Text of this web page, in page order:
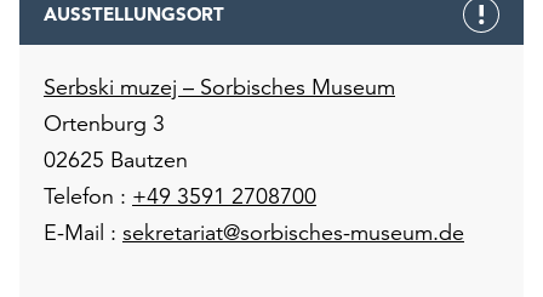
AUSSTELLUNGSORT
Serbski muzej – Sorbisches Museum
Ortenburg 3
02625 Bautzen
Telefon : +49 3591 2708700
E-Mail : sekretariat@sorbisches-museum.de